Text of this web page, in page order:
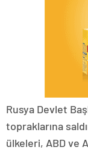
Rusya Devlet
topraklarına
ülkeleri, ABD ve